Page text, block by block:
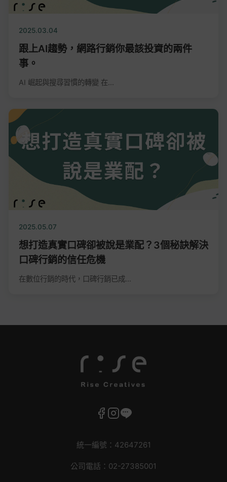
2025.03.04
跟上AI趨勢，網路行銷你最該投資的兩件
事。
AI 崛起與搜尋習慣的轉變 在...
2025.05.07
想打造真實口碑卻被說是業配？3個秘訣解決
口碑行銷的信任危機
在數位行銷的時代，口碑行銷已成...
統一編號：42647261
公司電話：02-27385001